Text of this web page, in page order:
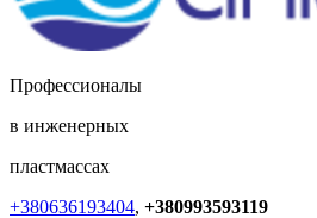
Профессионалы
в инженерных
пластмассах
+380636193404, +380993593119